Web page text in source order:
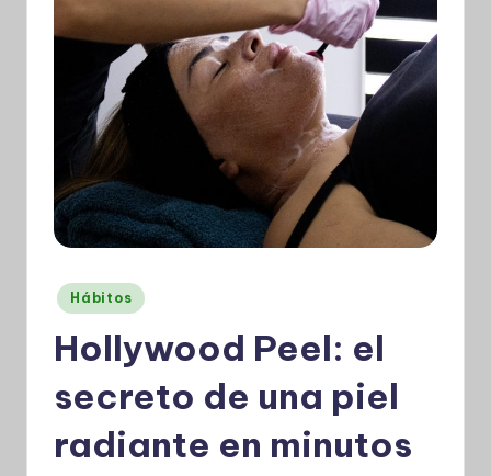
Publicado
en
Hábitos
Hollywood Peel: el
secreto de una piel
radiante en minutos